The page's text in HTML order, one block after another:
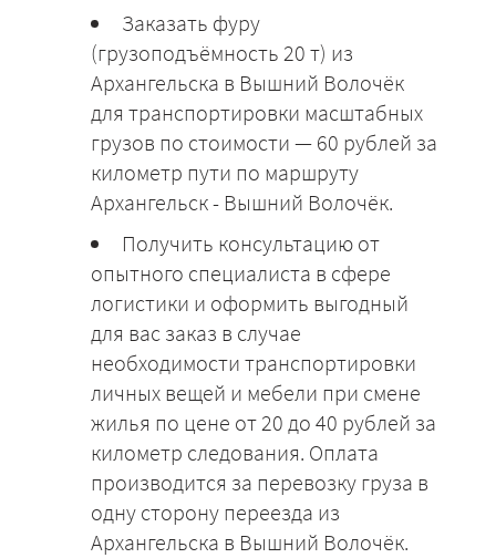
Заказать фуру
(грузоподъёмность 20 т) из
Архангельска в Вышний Волочёк
для транспортировки масштабных
грузов по стоимости — 60 рублей за
километр пути по маршруту
Архангельск - Вышний Волочёк.
Получить консультацию от
опытного специалиста в сфере
логистики и оформить выгодный
для вас заказ в случае
необходимости транспортировки
личных вещей и мебели при смене
жилья по цене от 20 до 40 рублей за
километр следования. Оплата
производится за перевозку груза в
одну сторону переезда из
Архангельска в Вышний Волочёк.